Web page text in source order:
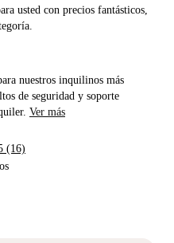
usted con precios fantásticos,
nuestros inquilinos más
de seguridad y soporte
Ver más
(16)